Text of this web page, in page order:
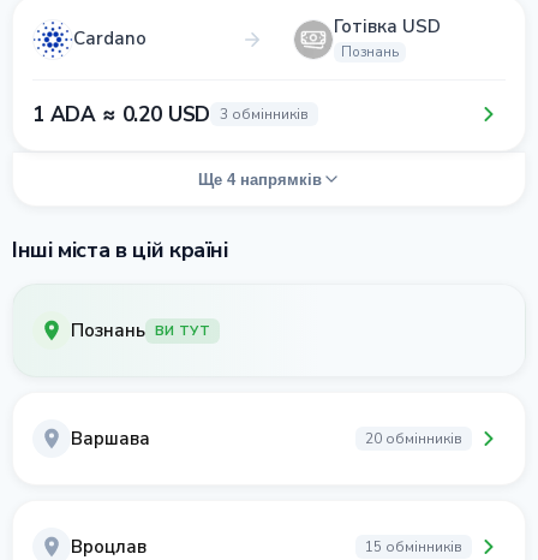
Cardano Готівка USD
Познань
1 ADA ≈ 0.20 USD 3 обмінників
Ще 4 напрямків
Інші міста в цій країні
Познань ВИ ТУТ
Варшава 20 обмінників
Вроцлав 15 обмінників